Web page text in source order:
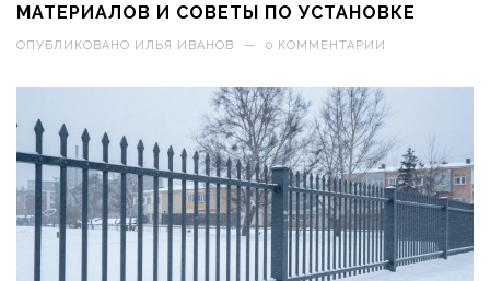
МАТЕРИАЛОВ И СОВЕТЫ ПО УСТАНОВКЕ
ОПУБЛИКОВАНО ИЛЬЯ ИВАНОВ — 0 КОММЕНТАРИИ